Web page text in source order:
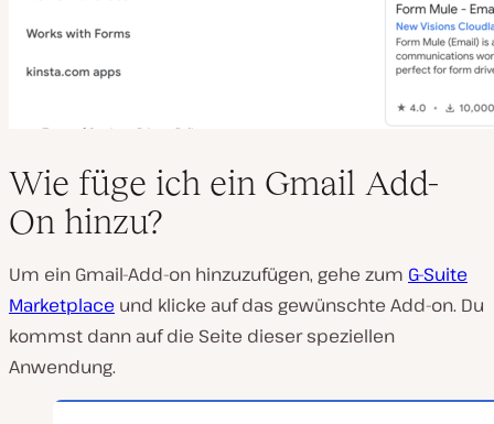
Wie füge ich ein Gmail Add-
On hinzu?
Um ein Gmail-Add-on hinzuzufügen, gehe zum G-Suite
Marketplace und klicke auf das gewünschte Add-on. Du
kommst dann auf die Seite dieser speziellen
Anwendung.